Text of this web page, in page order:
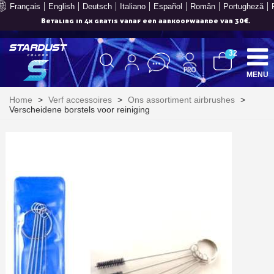
Français English Deutsch Italiano Español Român Portugheză
Betaling in 4x gratis vanaf een aankoopwaarde van 30€.
Betaling in 4x gratis vanaf een aankoopwaarde van 30€.
Deel je creaties en ontvang shopping vouchers
Verzamel loyaliteitspunten bij elke bestelling
32
MENU
Home > Verf accessoires > Ons assortiment airbrushes >
Verscheidene borstels voor reiniging